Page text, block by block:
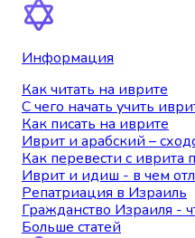
Информация
Как читать на иврите
С чего начать учить
Как писать на иврите
Иврит и арабский –
Как перевести с иврита
Иврит и идиш - в чем
Репатриация в Израиль
Гражданство Израиля -
Больше статей